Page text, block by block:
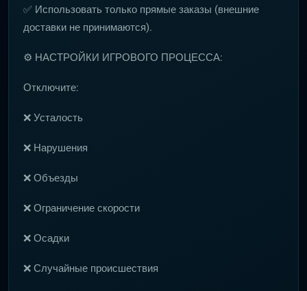
✅ Использовать только прямые заказы (внешние
доставки не принимаются).
⚙️ НАСТРОЙКИ ИГРОВОГО ПРОЦЕССА:
Отключите:
❌ Усталость
❌ Нарушения
❌ Объезды
❌ Ограничение скорости
❌ Осадки
❌ Случайные происшествия